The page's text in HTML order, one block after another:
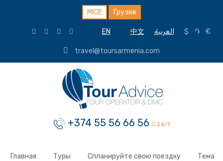
MICE Грузия
EN 中文 العربية $ ֏ €
travel@toursarmenia.com
+374 55 56 66 56 24/7
Главная Туры Спланируйте свою поездку Тема